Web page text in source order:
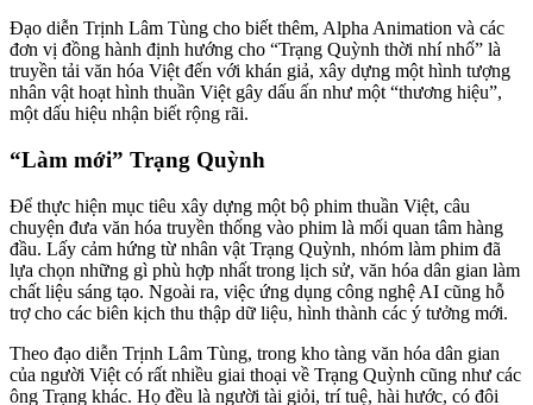
Đạo diễn Trịnh Lâm Tùng cho biết thêm, Alpha Animation và các
đơn vị đồng hành định hướng cho “Trạng Quỳnh thời nhí nhố” là
truyền tải văn hóa Việt đến với khán giả, xây dựng một hình tượng
nhân vật hoạt hình thuần Việt gây dấu ấn như một “thương hiệu”,
một dấu hiệu nhận biết rộng rãi.
“Làm mới” Trạng Quỳnh
Để thực hiện mục tiêu xây dựng một bộ phim thuần Việt, câu
chuyện đưa văn hóa truyền thống vào phim là mối quan tâm hàng
đầu. Lấy cảm hứng từ nhân vật Trạng Quỳnh, nhóm làm phim đã
lựa chọn những gì phù hợp nhất trong lịch sử, văn hóa dân gian làm
chất liệu sáng tạo. Ngoài ra, việc ứng dụng công nghệ AI cũng hỗ
trợ cho các biên kịch thu thập dữ liệu, hình thành các ý tưởng mới.
Theo đạo diễn Trịnh Lâm Tùng, trong kho tàng văn hóa dân gian
của người Việt có rất nhiều giai thoại về Trạng Quỳnh cũng như các
ông Trạng khác. Họ đều là người tài giỏi, trí tuệ, hài hước, có đôi